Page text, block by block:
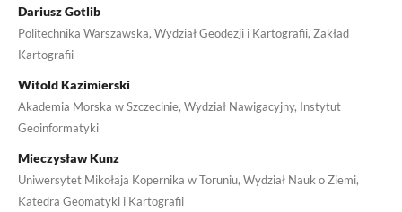
Dariusz Gotlib
Politechnika Warszawska, Wydział Geodezji i Kartografii, Zakład
Kartografii
Witold Kazimierski
Akademia Morska w Szczecinie, Wydział Nawigacyjny, Instytut
Geoinformatyki
Mieczysław Kunz
Uniwersytet Mikołaja Kopernika w Toruniu, Wydział Nauk o Ziemi,
Katedra Geomatyki i Kartografii